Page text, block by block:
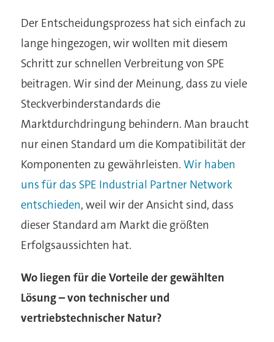
Der Entscheidungsprozess hat sich einfach zu
lange hingezogen, wir wollten mit diesem
Schritt zur schnellen Verbreitung von SPE
beitragen. Wir sind der Meinung, dass zu viele
Steckverbinderstandards die
Marktdurchdringung behindern. Man braucht
nur einen Standard um die Kompatibilität der
Komponenten zu gewährleisten.Wir haben
uns für das SPE Industrial Partner Network
entschieden, weil wir der Ansicht sind, dass
dieser Standard am Markt die größten
Erfolgsaussichten hat.
Wo liegen für die Vorteile der gewählten
Lösung – von technischer und
vertriebstechnischer Natur?